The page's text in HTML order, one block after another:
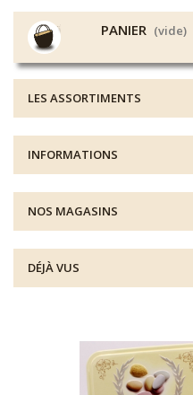
PANIER (vide)
LES ASSORTIMENTS
INFORMATIONS
NOS MAGASINS
DÉJÀ VUS